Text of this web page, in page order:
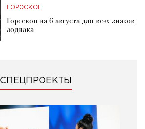
ГОРОСКОП
Гороскоп на 6 августа для всех знаков
зодиака
СПЕЦПРОЕКТЫ